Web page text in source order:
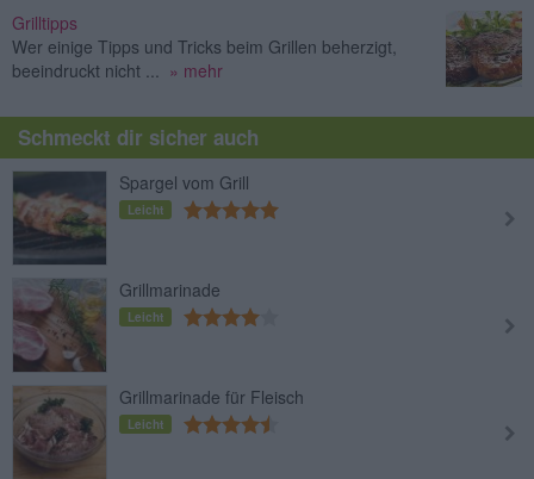
Grilltipps
Wer einige Tipps und Tricks beim Grillen beherzigt,
beeindruckt nicht ...
» mehr
Schmeckt dir sicher auch
Spargel vom Grill
Leicht
Grillmarinade
Leicht
Grillmarinade für Fleisch
Leicht